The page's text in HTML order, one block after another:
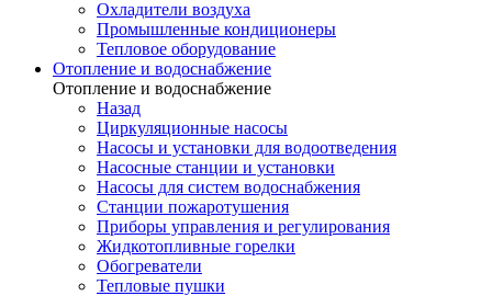
Охладители воздуха
Промышленные кондиционеры
Тепловое оборудование
Отопление и водоснабжение
Отопление и водоснабжение
Назад
Циркуляционные насосы
Насосы и установки для водоотведения
Насосные станции и установки
Насосы для систем водоснабжения
Станции пожаротушения
Приборы управления и регулирования
Жидкотопливные горелки
Обогреватели
Тепловые пушки